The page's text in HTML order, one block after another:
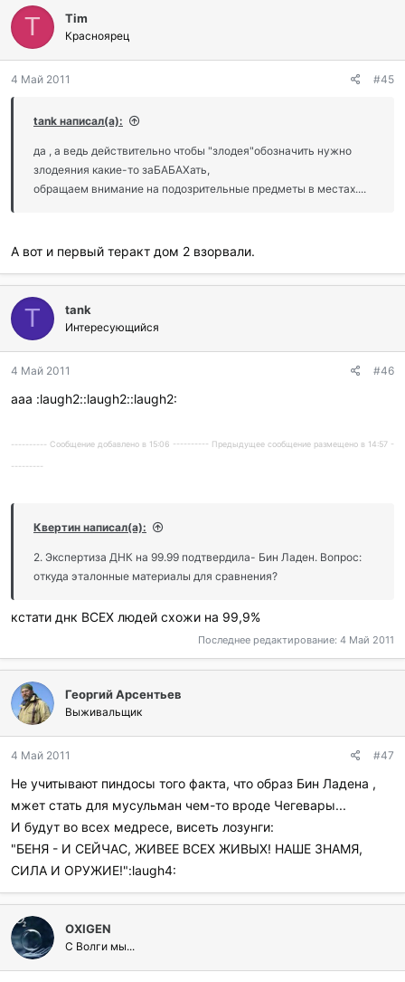
T Tim
Красноярец
4 Май 2011 #45
tank написал(а):
да , а ведь действительно чтобы "злодея"обозначить нужно
злодеяния какие-то заБАБАХать,
обращаем внимание на подозрительные предметы в местах....
А вот и первый теракт дом 2 взорвали.
T tank
Интересующийся
4 Май 2011 #46
ааа :laugh2::laugh2::laugh2:
---------- Сообщение добавлено в 15:06 ---------- Предыдущее сообщение размещено в 14:57 -
---------
Квертин написал(а):
2. Экспертиза ДНК на 99.99 подтвердила- Бин Ладен. Вопрос:
откуда эталонные материалы для сравнения?
кстати днк ВСЕХ людей схожи на 99,9%
Последнее редактирование: 4 Май 2011
Георгий Арсентьев
Выживальщик
4 Май 2011 #47
Не учитывают пиндосы того факта, что образ Бин Ладена ,
мжет стать для мусульман чем-то вроде Чегевары...
И будут во всех медресе, висеть лозунги:
"БЕНЯ - И СЕЙЧАС, ЖИВЕЕ ВСЕХ ЖИВЫХ! НАШЕ ЗНАМЯ,
СИЛА И ОРУЖИЕ!":laugh4:
OXIGEN
С Волги мы...